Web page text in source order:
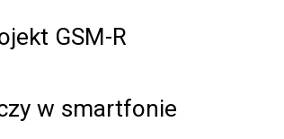
GSM-R
w smartfonie